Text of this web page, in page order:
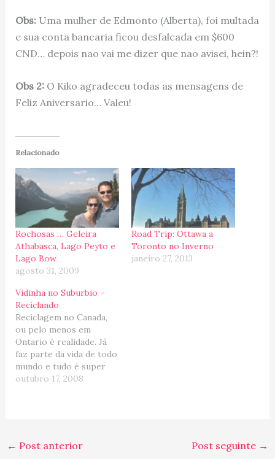
Obs: Uma mulher de Edmonto (Alberta), foi multada
e sua conta bancaria ficou desfalcada em $600
CND… depois nao vai me dizer que nao avisei, hein?!
Obs 2: O Kiko agradeceu todas as mensagens de
Feliz Aniversario… Valeu!
Relacionado
Rochosas … Geleira
Athabasca, Lago Peyto e
Lago Bow
agosto 31, 2009
Road Trip: Ottawa a
Toronto no Inverno
janeiro 27, 2013
Vidinha no Suburbio –
Reciclando
Reciclagem no Canada,
ou pelo menos em
Ontario é realidade. Já
faz parte da vida de todo
mundo e tudo é super
organizadinho. Porém,
suburbio... o negócio é
mais intenso. No ape,
outubro 17, 2008
← Post anterior Post seguinte →